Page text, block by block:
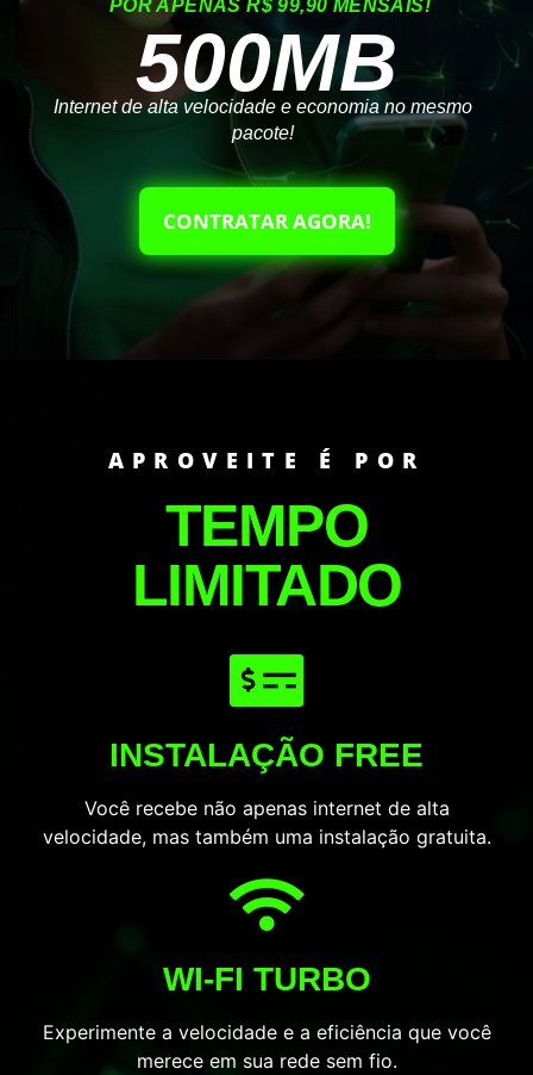
POR APENAS R$ 99,90 MENSAIS!
500MB
Internet de alta velocidade e economia no mesmo
pacote!
CONTRATAR AGORA!
APROVEITE É POR
TEMPO
LIMITADO
INSTALAÇÃO FREE
Você recebe não apenas internet de alta
velocidade, mas também uma instalação gratuita.
WI-FI TURBO
Experimente a velocidade e a eficiência que você
merece em sua rede sem fio.